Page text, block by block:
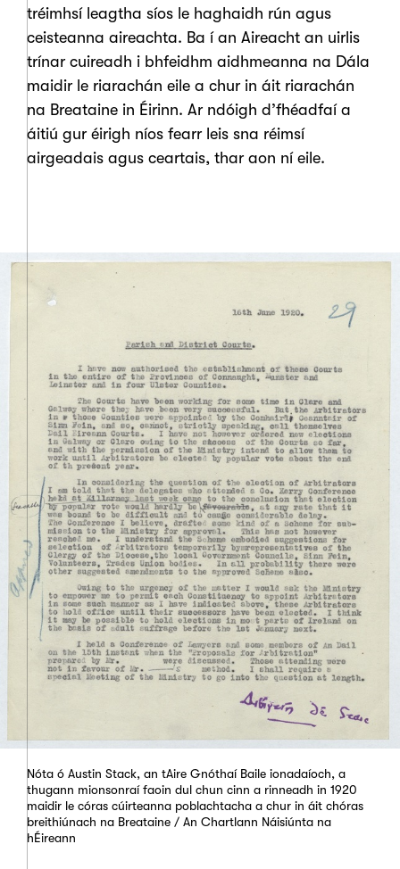
tréimhsí leagtha síos le haghaidh rún agus
ceisteanna aireachta. Ba í an Aireacht an uirlis
trínar cuireadh i bhfeidhm aidhmeanna na Dála
maidir le riarachán eile a chur in áit riarachán
na Breataine in Éirinn. Ar ndóigh d’fhéadfaí a
áitiú gur éirigh níos fearr leis sna réimsí
airgeadais agus ceartais, thar aon ní eile.
Nóta ó Austin Stack, an tAire Gnóthaí Baile ionadaíoch, a
thugann mionsonraí faoin dul chun cinn a rinneadh in 1920
maidir le córas cúirteanna poblachtacha a chur in áit chóras
breithiúnach na Breataine / An Chartlann Náisiúnta na
hÉireann